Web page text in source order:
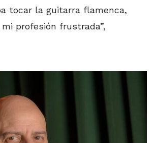
tocar la guitarra flamenca,
profesión frustrada”,